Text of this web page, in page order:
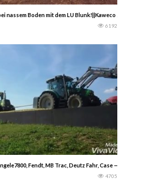
nassem Boden mit dem LU Blunk!||Kaweco 25m³
6192
Fendt, MB Trac, Deutz Fahr, Case — Chris
4705